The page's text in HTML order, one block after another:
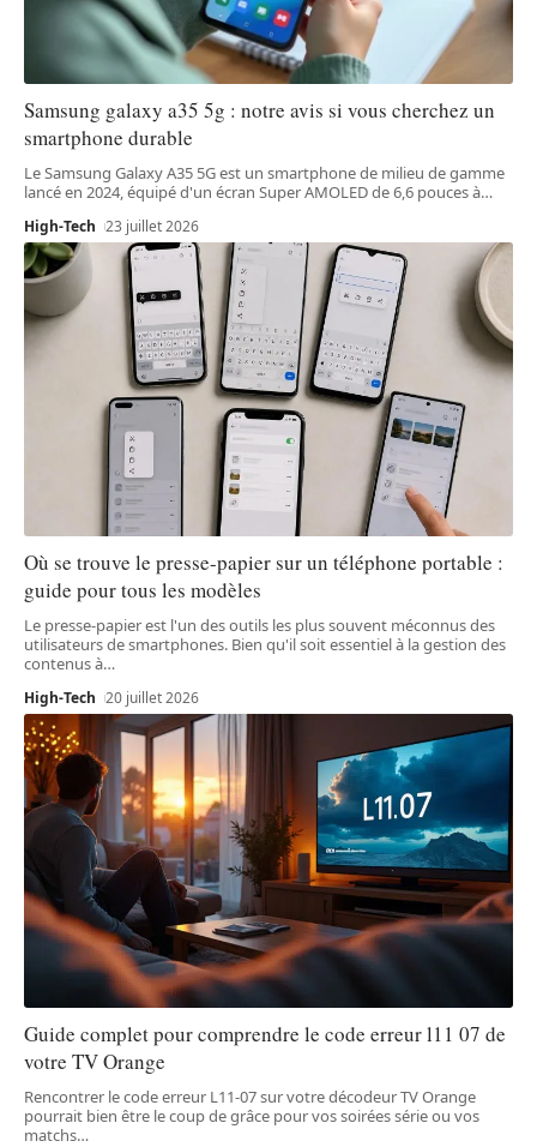
Samsung galaxy a35 5g : notre avis si vous cherchez un
smartphone durable
Le Samsung Galaxy A35 5G est un smartphone de milieu de gamme
lancé en 2024, équipé d'un écran Super AMOLED de 6,6 pouces à…
High-Tech 23 juillet 2026
Où se trouve le presse-papier sur un téléphone portable :
guide pour tous les modèles
Le presse-papier est l'un des outils les plus souvent méconnus des
utilisateurs de smartphones. Bien qu'il soit essentiel à la gestion des
contenus à…
High-Tech 20 juillet 2026
Guide complet pour comprendre le code erreur l11 07 de
votre TV Orange
Rencontrer le code erreur L11-07 sur votre décodeur TV Orange
pourrait bien être le coup de grâce pour vos soirées série ou vos
matchs…